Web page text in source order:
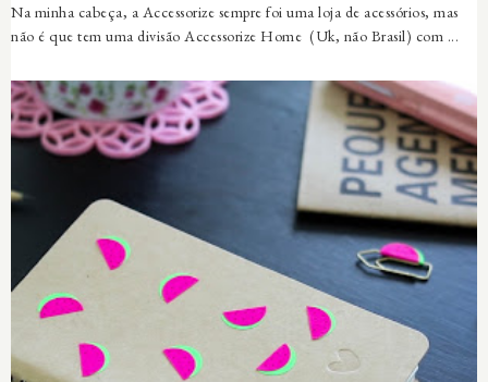
Na minha cabeça, a Accessorize sempre foi uma loja de acessórios, mas
não é que tem uma divisão Accessorize Home (Uk, não Brasil) com ...